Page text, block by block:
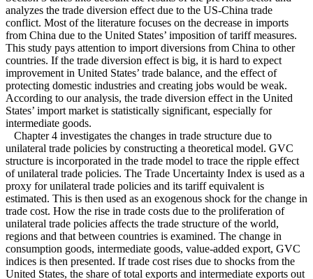
analyzes the trade diversion effect due to the US-China trade
conflict. Most of the literature focuses on the decrease in imports
from China due to the United States’ imposition of tariff measures.
This study pays attention to import diversions from China to other
countries. If the trade diversion effect is big, it is hard to expect
improvement in United States’ trade balance, and the effect of
protecting domestic industries and creating jobs would be weak.
According to our analysis, the trade diversion effect in the United
States’ import market is statistically significant, especially for
intermediate goods.
Chapter 4 investigates the changes in trade structure due to
unilateral trade policies by constructing a theoretical model. GVC
structure is incorporated in the trade model to trace the ripple effect
of unilateral trade policies. The Trade Uncertainty Index is used as a
proxy for unilateral trade policies and its tariff equivalent is
estimated. This is then used as an exogenous shock for the change in
trade cost. How the rise in trade costs due to the proliferation of
unilateral trade policies affects the trade structure of the world,
regions and that between countries is examined. The change in
consumption goods, intermediate goods, value-added export, GVC
indices is then presented. If trade cost rises due to shocks from the
United States, the share of total exports and intermediate exports out